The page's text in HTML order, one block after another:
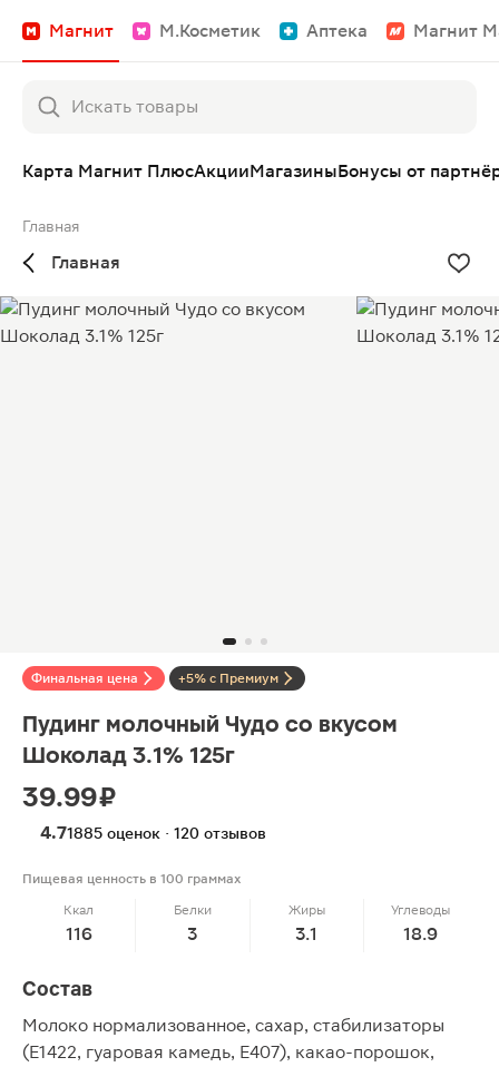
Магнит М.Косметик Аптека Магнит
Карта Магнит ПлюсАкцииМагазиныБонусы от
Главная
Главная
Финальная цена +5% с Премиум
Пудинг молочный Чудо со вкусом
Шоколад 3.1% 125г
39.99 ₽
4.71885 оценок · 120 отзывов
Пищевая ценность в 100 граммах
Ккал
116
Белки
3
Жиры
3.1
Углеводы
18.9
Состав
Молоко нормализованное, сахар, стабилизаторы
(Е1422, гуаровая камедь, Е407), какао-порошок,